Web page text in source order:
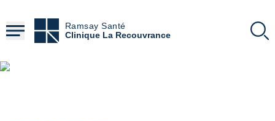
contenu
principal
Ramsay Santé
Clinique La Recouvrance
Contenu
HTML
La santé compte bien plus
4jours
délai moyen d'obtention d'un RDV pour une